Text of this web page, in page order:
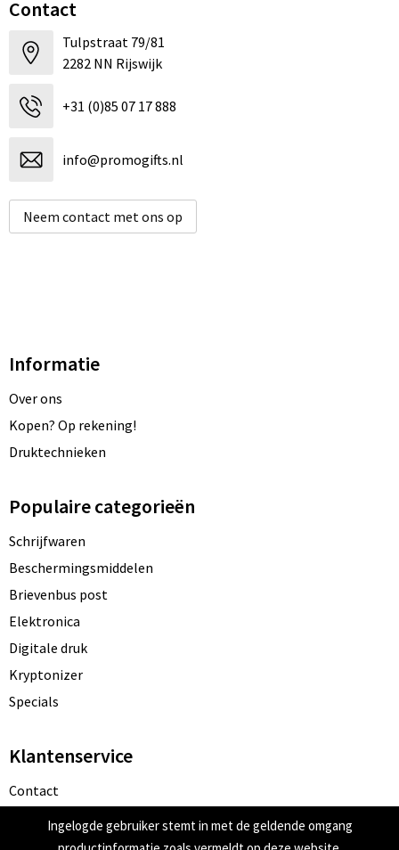
Contact
Tulpstraat 79/81
2282 NN Rijswijk
+31 (0)85 07 17 888
info@promogifts.nl
Neem contact met ons op
Informatie
Over ons
Kopen? Op rekening!
Druktechnieken
Populaire categorieën
Schrijfwaren
Beschermingsmiddelen
Brievenbus post
Elektronica
Digitale druk
Kryptonizer
Specials
Klantenservice
Contact
Bestelling & Bezorging
Betaalmethoden
Ingelogde gebruiker stemt in met de geldende omgang